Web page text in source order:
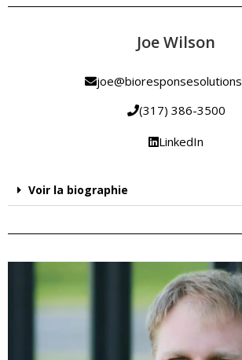
Joe Wilson
(317) 386-3500
LinkedIn
Voir la biographie